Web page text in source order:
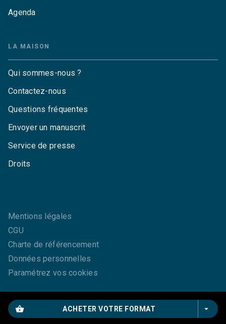
shopping_basket ACHETER VOTRE FORMAT arrow_drop_down
Agenda
LA MAISON
Qui sommes-nous ?
Contactez-nous
Questions fréquentes
Envoyer un manuscrit
Service de presse
Droits
Mentions légales
CGU
Charte de référencement
Données personnelles
Paramétrez vos cookies